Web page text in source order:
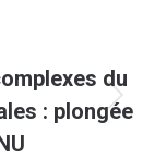
du
: plongée